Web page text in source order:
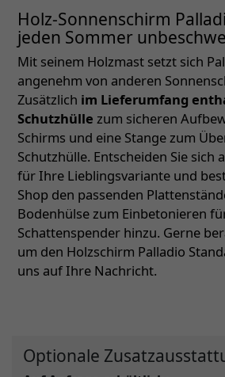
Holz-Sonnenschirm
jeden Sommer
Mit seinem Holzmast setzt sich
angenehm von anderen
Zusätzlich im Lieferumfang
Schutzhülle zum sicheren
Schirms und eine Stange zum
Schutzhülle. Entscheiden Sie sich
für Ihre Lieblingsvariante und
Shop den passenden
Bodenhülse zum Einbetonieren
Schattenspender hinzu. Gerne
um den Holzschirm Palladio
uns auf Ihre Nachricht.
Optionale